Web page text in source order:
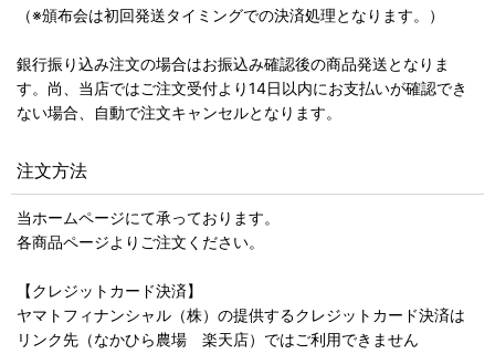
（※頒布会は初回発送タイミングでの決済処理となります。）
銀行振り込み注文の場合はお振込み確認後の商品発送となりま
す。尚、当店ではご注文受付より14日以内にお支払いが確認でき
ない場合、自動で注文キャンセルとなります。
注文方法
当ホームページにて承っております。
各商品ページよりご注文ください。
【クレジットカード決済】
ヤマトフィナンシャル（株）の提供するクレジットカード決済は
リンク先（なかひら農場 楽天店）ではご利用できません